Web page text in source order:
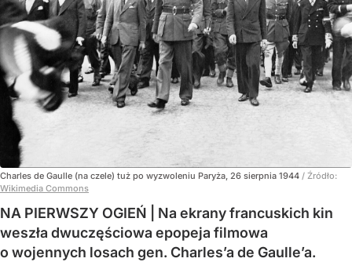
Charles de Gaulle (na czele) tuż po wyzwoleniu Paryża, 26 sierpnia 1944 / Źródło:
Wikimedia Commons
NA PIERWSZY OGIEŃ | Na ekrany francuskich kin
weszła dwuczęściowa epopeja filmowa
o wojennych losach gen. Charles’a de Gaulle’a.